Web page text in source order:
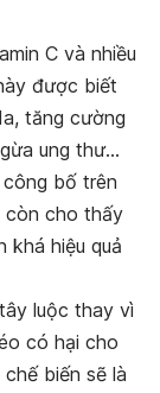
C và nhiều
được biết
tăng cường
ung thư…
bố trên
còn cho thấy
khá hiệu quả
luộc thay vì
có hại cho
biến sẽ là